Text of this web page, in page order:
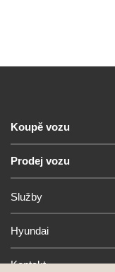
Koupě vozu
Prodej vozu
Služby
Hyundai
Kontakt